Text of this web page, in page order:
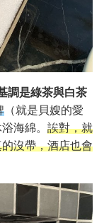
調是綠茶與白茶
（就是貝嫂的愛
海綿。 誒對，就
沒帶，酒店也會